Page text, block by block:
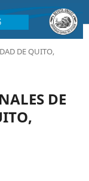
DE QUITO,
DE